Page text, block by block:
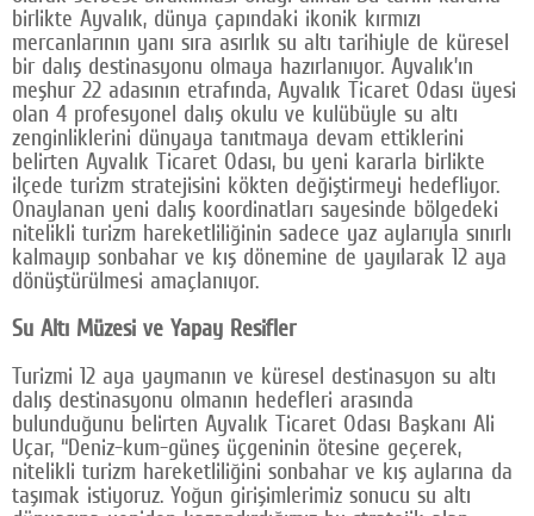
birlikte Ayvalık, dünya çapındaki ikonik kırmızı
mercanlarının yanı sıra asırlık su altı tarihiyle de küresel
bir dalış destinasyonu olmaya hazırlanıyor. Ayvalık’ın
meşhur 22 adasının etrafında, Ayvalık Ticaret Odası üyesi
olan 4 profesyonel dalış okulu ve kulübüyle su altı
zenginliklerini dünyaya tanıtmaya devam ettiklerini
belirten Ayvalık Ticaret Odası, bu yeni kararla birlikte
ilçede turizm stratejisini kökten değiştirmeyi hedefliyor.
Onaylanan yeni dalış koordinatları sayesinde bölgedeki
nitelikli turizm hareketliliğinin sadece yaz aylarıyla sınırlı
kalmayıp sonbahar ve kış dönemine de yayılarak 12 aya
dönüştürülmesi amaçlanıyor.
Su Altı Müzesi ve Yapay Resifler
Turizmi 12 aya yaymanın ve küresel destinasyon su altı
dalış destinasyonu olmanın hedefleri arasında
bulunduğunu belirten Ayvalık Ticaret Odası Başkanı Ali
Uçar, “Deniz-kum-güneş üçgeninin ötesine geçerek,
nitelikli turizm hareketliliğini sonbahar ve kış aylarına da
taşımak istiyoruz. Yoğun girişimlerimiz sonucu su altı